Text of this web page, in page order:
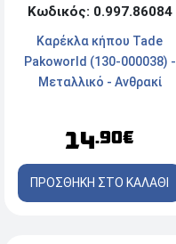
Κωδικός: 0.997.86084
Καρέκλα κήπου Tade
Pakoworld (130-000038) -
Μεταλλικό - Ανθρακί
14.90€
ΠΡΟΣΘΗΚΗ ΣΤΟ ΚΑΛΑΘΙ